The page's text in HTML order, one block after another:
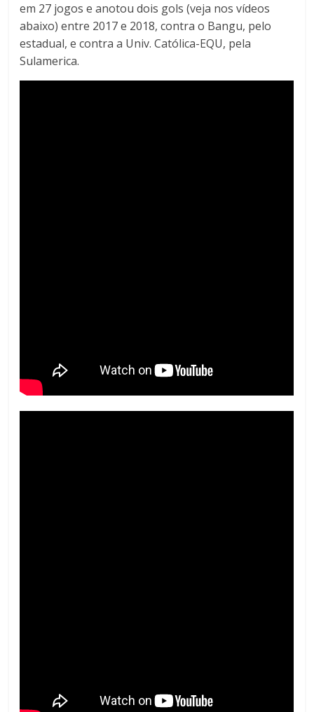
em 27 jogos e anotou dois gols (veja nos vídeos
abaixo) entre 2017 e 2018, contra o Bangu, pelo
estadual, e contra a Univ. Católica-EQU, pela
Sulamerica.